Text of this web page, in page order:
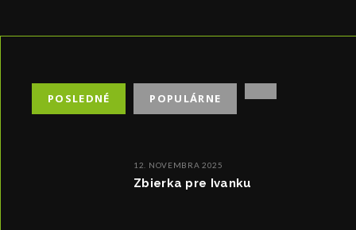
POSLEDNÉ POPULÁRNE
12. NOVEMBRA 2025
Zbierka pre Ivanku